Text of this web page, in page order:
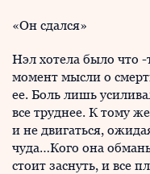
«Он сдался»
Нэл хотела было что -
момент мысли о
ее. Боль лишь
все труднее. К тому
и не двигаться,
чуда…Кого она
стоит заснуть, и все